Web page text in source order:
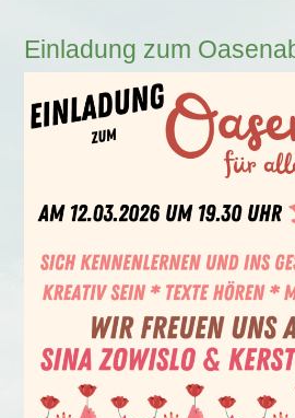
Einladung zum